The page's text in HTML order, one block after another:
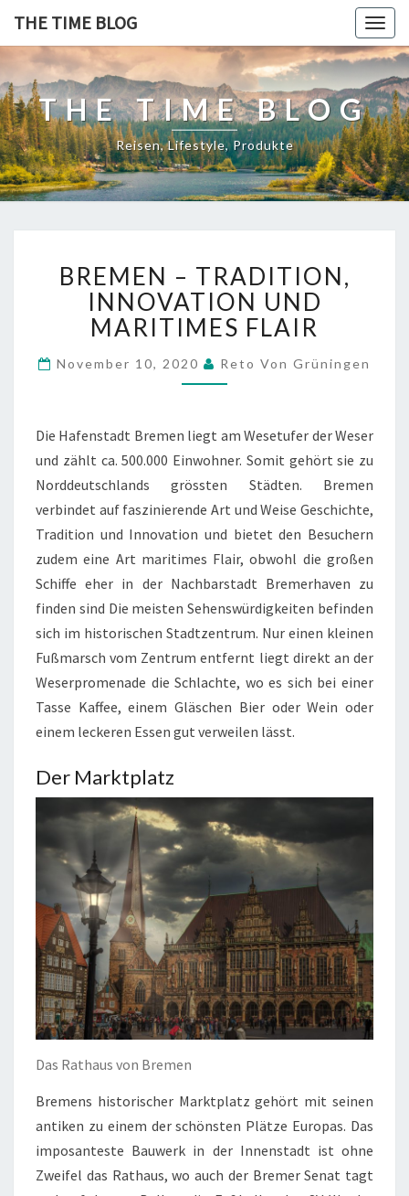
THE TIME BLOG
THE TIME BLOG
Reisen, Lifestyle, Produkte
E
M
E
N
A
D
I
I
O
N
,
N
N
O
V
A
T
I
U
N
D
A
R
I
T
I
M
E
S
F
I
R
BREMEN – TRADITION,
INNOVATION UND
MARITIMES FLAIR
November 10, 2020 Reto Von Grüningen
Die Hafenstadt Bremen liegt am Wesetufer der Weser
und zählt ca. 500.000 Einwohner. Somit gehört sie zu
Norddeutschlands grössten Städten. Bremen
verbindet auf faszinierende Art und Weise Geschichte,
Tradition und Innovation und bietet den Besuchern
zudem eine Art maritimes Flair, obwohl die großen
Schiffe eher in der Nachbarstadt Bremerhaven zu
finden sind Die meisten Sehenswürdigkeiten befinden
sich im historischen Stadtzentrum. Nur einen kleinen
Fußmarsch vom Zentrum entfernt liegt direkt an der
Weserpromenade die Schlachte, wo es sich bei einer
Tasse Kaffee, einem Gläschen Bier oder Wein oder
einem leckeren Essen gut verweilen lässt.
Der Marktplatz
Das Rathaus von Bremen
Bremens historischer Marktplatz gehört mit seinen
antiken zu einem der schönsten Plätze Europas. Das
imposanteste Bauwerk in der Innenstadt ist ohne
Zweifel das Rathaus, wo auch der Bremer Senat tagt